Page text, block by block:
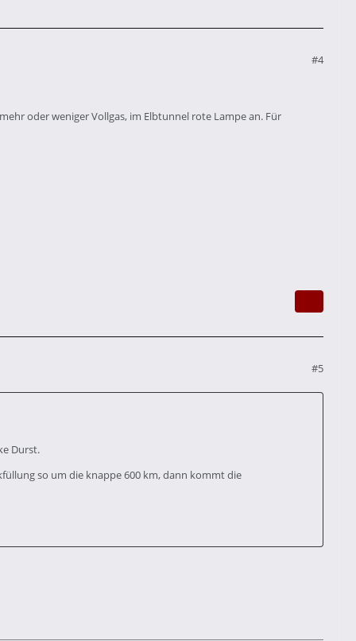
#4
oder weniger Vollgas, im Elbtunnel rote Lampe an. Für
#5
Durst.
so um die knappe 600 km, dann kommt die